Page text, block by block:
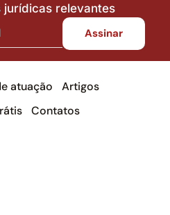
jurídicas relevantes
atuação
Artigos
Contatos